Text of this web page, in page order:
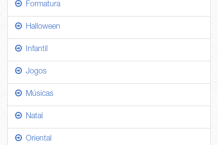
Formatura
Halloween
Infantil
Jogos
Músicas
Natal
Oriental